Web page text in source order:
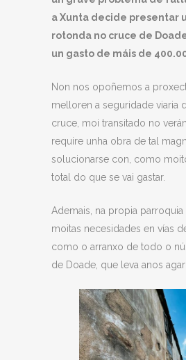
a Xunta decide presentar
rotonda no cruce de
un gasto de máis de
Non nos opoñemos a
melloren a seguridade viaria
cruce, moi transitado no
require unha obra de tal
solucionarse con, como
total do que se vai gastar.
Ademais, na propia parroquia
moitas necesidades en vías
como o arranxo de todo o
de Doade, que leva anos